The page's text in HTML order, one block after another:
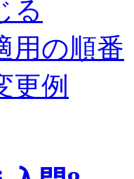
る
用の順番
更例